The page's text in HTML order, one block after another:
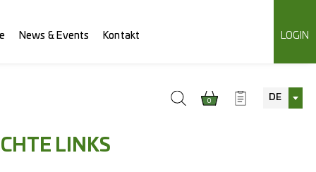
News & Events Kontakt LOGIN
0 DE
LINKS